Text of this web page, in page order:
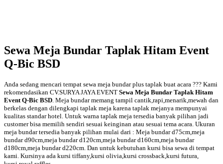
Sewa Meja Bundar Taplak Hitam Event
Q-Bic BSD
Anda sedang mencari tempat sewa meja bundar plus taplak buat acara ??? Kami
rekomendasikan CV.SURYA JAYA EVENT Sewa Meja Bundar Taplak Hitam
Event Q-Bic BSD . Meja bundar memang tampil cantik,rapi,menarik,mewah dan
berkelas dengan dilengkapi taplak meja karena taplak mejanya mempunyai
kualitas standar hotel. Untuk warna taplak meja tersedia banyak pilihan jadi
customer bisa memilih sendiri sesuai keinginan atau sesuai tema acara. Ukuran
meja bundar tersedia banyak pilihan mulai dari : Meja bundar d75cm,meja
bundar d90cm,meja bundar d120cm,meja bundar d160cm,meja bundar
d180cm,meja bundar d220cm. Dan untuk kebutuhan kursi bisa sewa di tempat
kami. Kursinya ada kursi tiffany,kursi olivia,kursi crossback,kursi futura,